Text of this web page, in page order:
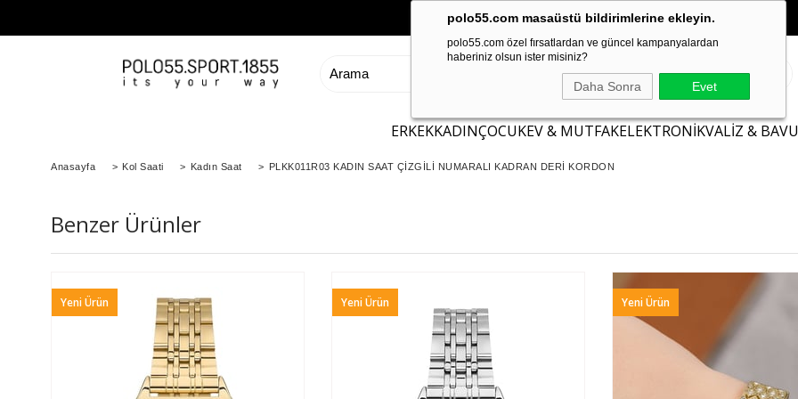
polo55.com masaüstü bildirimlerine ekleyin.
polo55.com özel fırsatlardan ve güncel kampanyalardan
haberiniz olsun ister misiniz?
Daha Sonra Evet
ERKEKKADINÇOCUKEV & MUTFAKELEKTRONİKVALİZ &
Anasayfa > Kol Saati > Kadın Saat > PLKK011R03 KADIN SAAT ÇİZGİLİ NUMARALI KADRAN DERİ KORDON
Benzer Ürünler
Yeni Ürün Yeni Ürün Yeni Ürün